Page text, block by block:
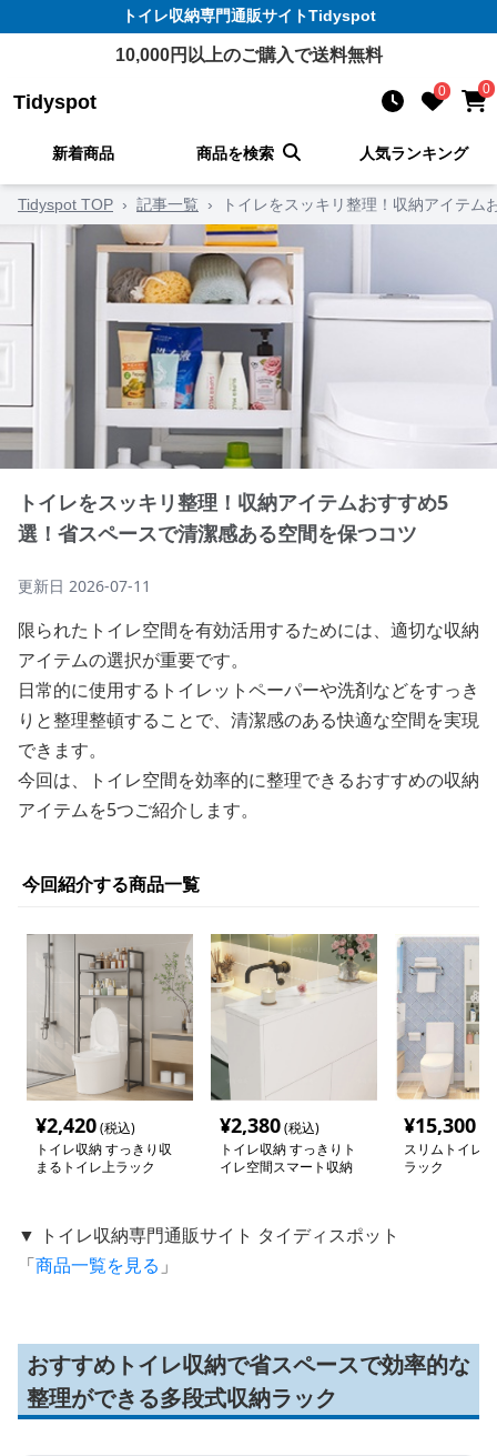
トイレ収納専門通販サイトTidyspot
10,000円以上のご購入で送料無料
Tidyspot 0 0
新着商品 商品を検索 人気ランキング
Tidyspot TOP › 記事一覧 › トイレをスッキリ整理！収納アイテ
トイレをスッキリ整理！収納アイテムおすすめ5
選！省スペースで清潔感ある空間を保つコツ
更新日 2026-07-11
限られたトイレ空間を有効活用するためには、適切な収納
アイテムの選択が重要です。
日常的に使用するトイレットペーパーや洗剤などをすっき
りと整理整頓することで、清潔感のある快適な空間を実現
できます。
今回は、トイレ空間を効率的に整理できるおすすめの収納
アイテムを5つご紹介します。
今回紹介する商品一覧
¥2,420(税込)
トイレ収納 すっきり収
まるトイレ上ラック
¥2,380(税込)
トイレ収納 すっきりト
イレ空間スマート収納
¥15,300
スリムトイレ
ラック
▼ トイレ収納専門通販サイト タイディスポット
「商品一覧を見る 」
おすすめトイレ収納で省スペースで効率的な
整理ができる多段式収納ラック